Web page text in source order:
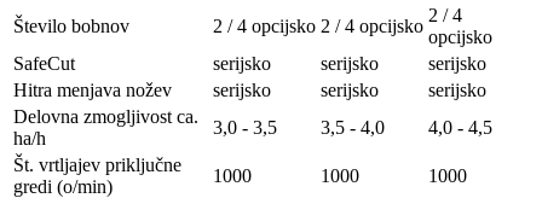
Število bobnov
2 / 4 opcijsko 2 / 4 opcijsko
2 / 4
opcijsko
SafeCut
serijsko serijsko
serijsko
Hitra menjava nožev
serijsko serijsko
serijsko
Delovna zmogljivost ca.
ha/h
3,0 - 3,5 3,5 - 4,0
4,0 - 4,5
Št. vrtljajev priključne
gredi (o/min)
1000 1000
1000